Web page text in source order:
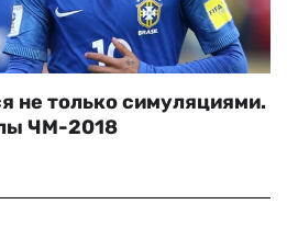
не только симуляциями.
ЧМ-2018